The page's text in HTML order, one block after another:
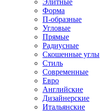
Элитные
Форма
П-образные
Угловые
Прямые
Радиусные
Скошенные углы
Стиль
Современные
Евро
Английские
Дизайнерские
Итальянские